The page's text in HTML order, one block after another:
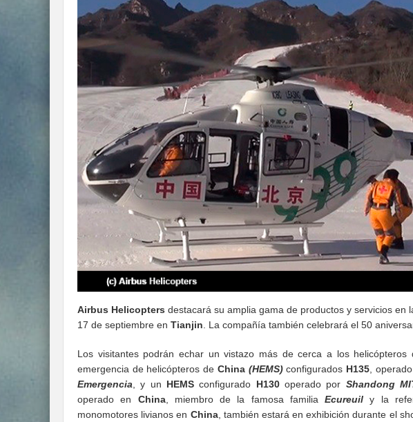
Airbus Helicopters destacará su amplia gama de productos y servicios en
17 de septiembre en Tianjin. La compañía también celebrará el 50
Los visitantes podrán echar un vistazo más de cerca a los helicópteros
emergencia de helicópteros de China (HEMS)configurados H135,
Emergencia, y un HEMSconfigurado H130operado por Shandong
operado en China, miembro de la famosa familia Ecureuil y la
monomotores livianos en China, también estará en exhibición durante el